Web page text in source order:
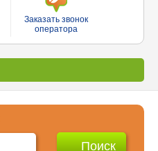
Заказать звонок
оператора